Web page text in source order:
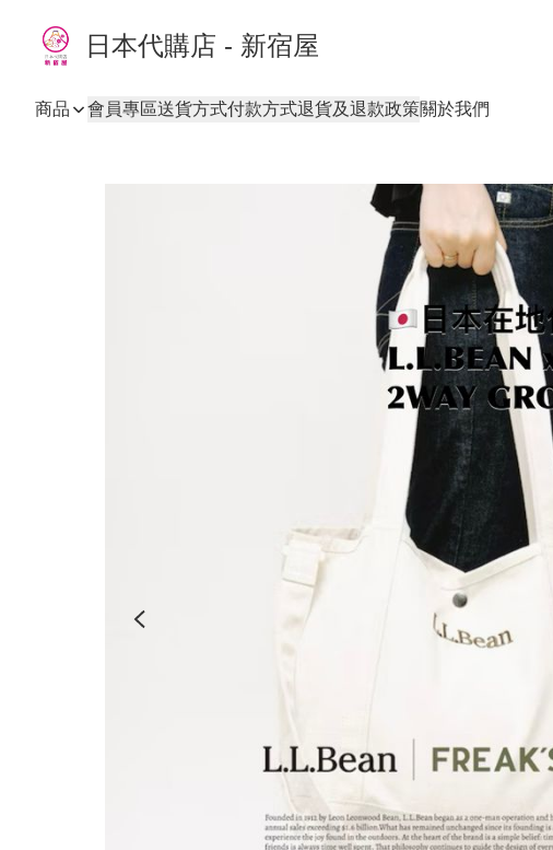
日本代購店 - 新宿屋
商品 會員專區送貨方式付款方式退貨及退款政策關於我們